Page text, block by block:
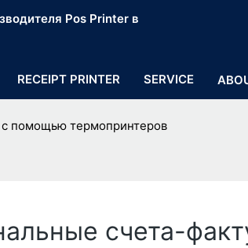
Pos Printer в
RECEIPT PRINTER SERVICE
с помощью термопринтеров
счета-